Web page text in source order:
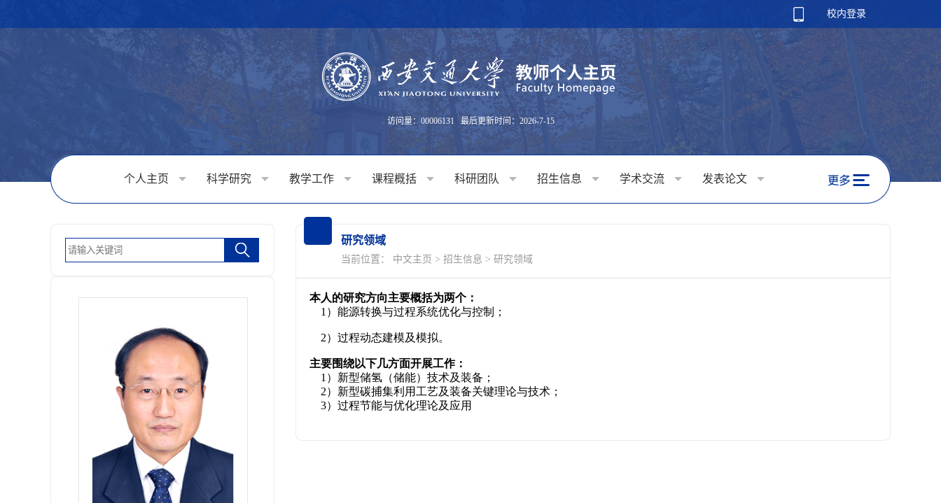
校内登录
访问量：00006131 最后更新时间： 2026-7-15
个人主页 科学研究 教学工作 课程概括 科研团队 招生信息 学术交流 发表论文
研究领域
当前位置： 中文主页 > 招生信息 > 研究领域